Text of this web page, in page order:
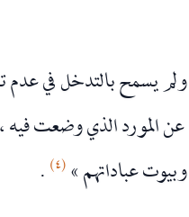
يسمح بالتدخل في عدم
عن المورد الذي وضعت
عباداتهم »(٤) .